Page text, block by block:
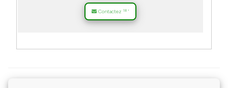
Contactez 18 *